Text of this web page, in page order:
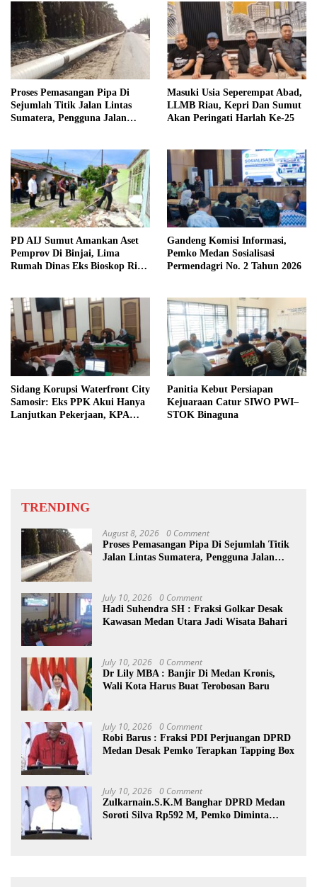
Proses Pemasangan Pipa Di
Sejumlah Titik Jalan Lintas
Sumatera, Pengguna Jalan
Masuki Usia Seperempat Abad,
LLMB Riau, Kepri Dan Sumut
Akan Peringati Harlah Ke-25
PD AIJ Sumut Amankan Aset
Pemprov Di Binjai, Lima
Rumah Dinas Eks Bioskop Ria
Gandeng Komisi Informasi,
Pemko Medan Sosialisasi
Permendagri No. 2 Tahun 2026
Sidang Korupsi Waterfront City
Samosir: Eks PPK Akui Hanya
Lanjutkan Pekerjaan, KPA
Panitia Kebut Persiapan
Kejuaraan Catur SIWO PWI–
STOK Binaguna
TRENDING
August 8, 2026 0 Comment
Proses Pemasangan Pipa Di Sejumlah Titik
Jalan Lintas Sumatera, Pengguna Jalan
July 10, 2026 0 Comment
Hadi Suhendra SH : Fraksi Golkar Desak
Kawasan Medan Utara Jadi Wisata Bahari
July 10, 2026 0 Comment
Dr Lily MBA : Banjir Di Medan Kronis,
Wali Kota Harus Buat Terobosan Baru
July 10, 2026 0 Comment
Robi Barus : Fraksi PDI Perjuangan DPRD
Medan Desak Pemko Terapkan Tapping Box
July 10, 2026 0 Comment
Zulkarnain.S.K.M Banghar DPRD Medan
Soroti Silva Rp592 M, Pemko Diminta